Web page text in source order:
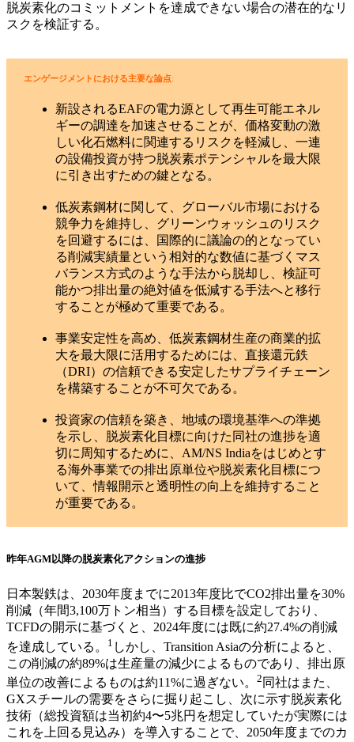
脱炭素化のコミットメントを達成できない場合の潜在的なリ
スクを検証する。
エンゲージメントにおける主要な論点:
新設されるEAFの電力源として再生可能エネル
ギーの調達を加速させることが、価格変動の激
しい化石燃料に関連するリスクを軽減し、一連
の設備投資が持つ脱炭素ポテンシャルを最大限
に引き出すための鍵となる。
低炭素鋼材に関して、グローバル市場における
競争力を維持し、グリーンウォッシュのリスク
を回避するには、国際的に議論の的となってい
る削減実績量という相対的な数値に基づくマス
バランス方式のような手法から脱却し、検証可
能かつ排出量の絶対値を低減する手法へと移行
することが極めて重要である。
事業安定性を高め、低炭素鋼材生産の商業的拡
大を最大限に活用するためには、直接還元鉄
（DRI）の信頼できる安定したサプライチェーン
を構築することが不可欠である。
投資家の信頼を築き、地域の環境基準への準拠
を示し、脱炭素化目標に向けた同社の進捗を適
切に周知するために、AM/NS Indiaをはじめとす
る海外事業での排出原単位や脱炭素化目標につ
いて、情報開示と透明性の向上を維持すること
が重要である。
昨年AGM以降の脱炭素化アクションの進捗
日本製鉄は、2030年度までに2013年度比でCO2排出量を30%
削減（年間3,100万トン相当）する目標を設定しており、
TCFDの開示に基づくと、2024年度には既に約27.4%の削減
を達成している。
1 しかし、Transition Asiaの分析によると、
この削減の約89%は生産量の減少によるものであり、排出原
単位の改善によるものは約11%に過ぎない。 2 同社はまた、
GXスチールの需要をさらに掘り起こし、次に示す脱炭素化
技術（総投資額は当初約4〜5兆円を想定していたが実際には
これを上回る見込み）を導入することで、2050年度までのカ